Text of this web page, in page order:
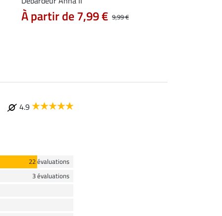
9,99 €
À partir de 7,99 €
4.9
22 évaluations
3 évaluations